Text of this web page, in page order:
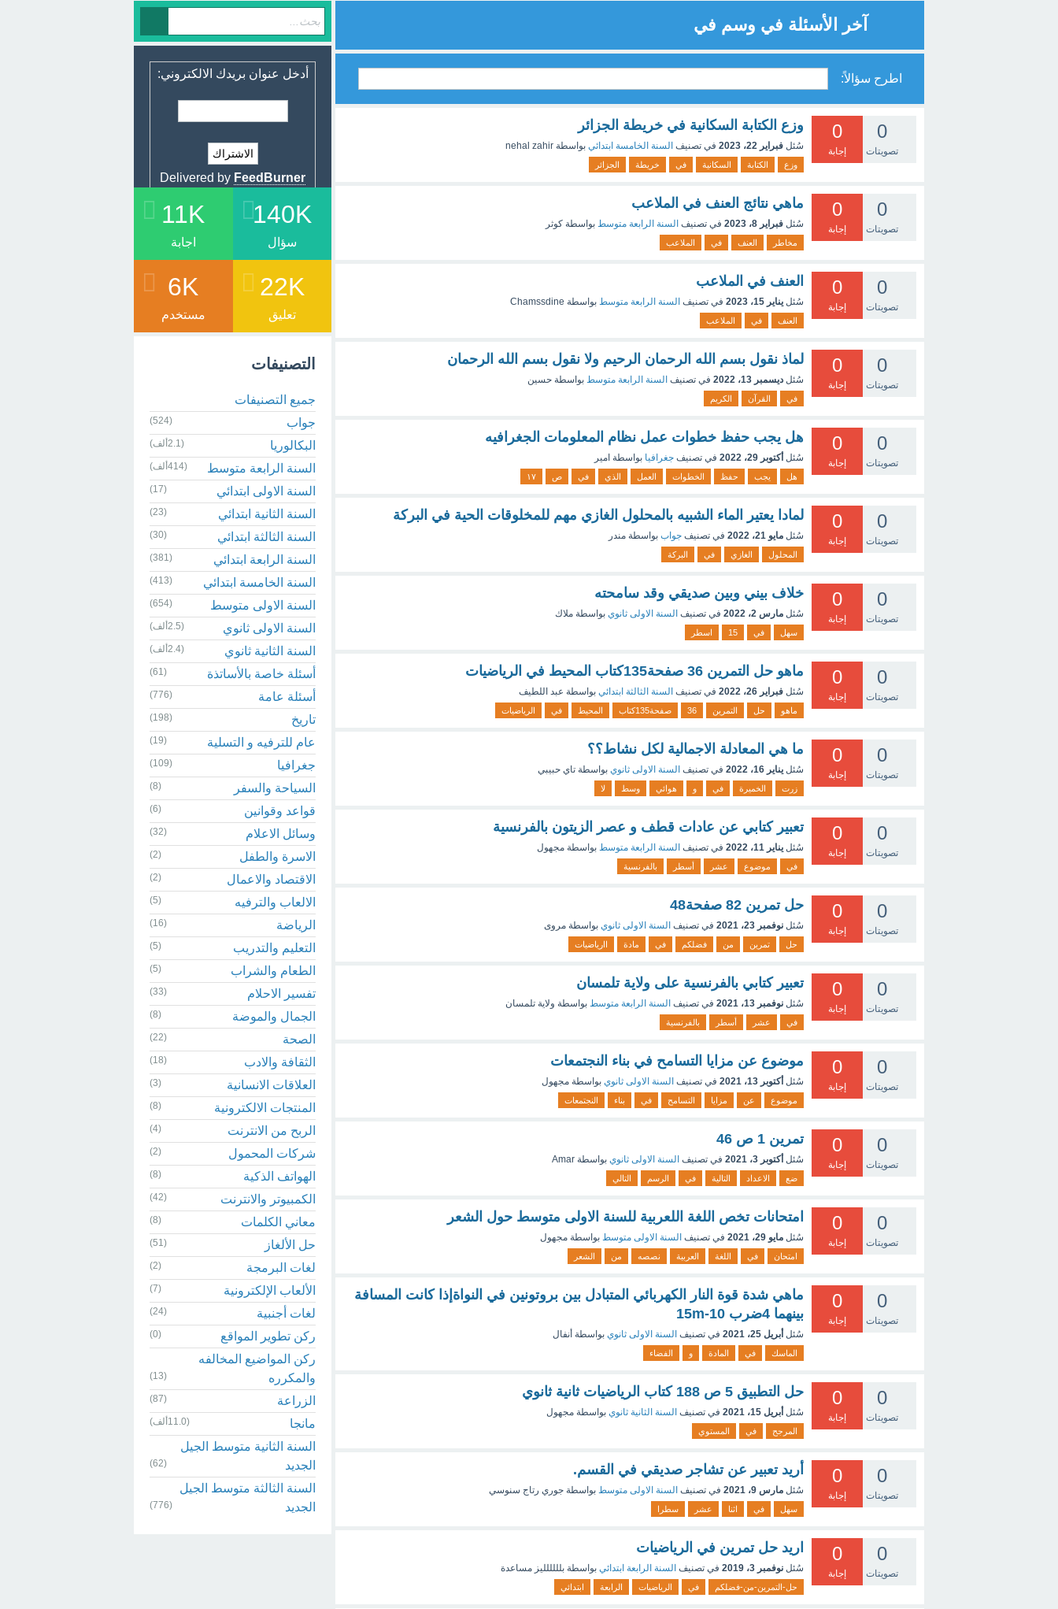
آخر الأسئلة في وسم في
اطرح سؤالاً:
0
تصويتات
0
إجابة
وزع الكتابة السكانية في خريطة الجزائر
سُئل فبراير 22، 2023 في تصنيف السنة الخامسة ابتدائي بواسطة nehal zahir
وزع الكتابة السكانية في خريطة الجزائر
0
تصويتات
0
إجابة
ماهي نتائج العنف في الملاعب
سُئل فبراير 8، 2023 في تصنيف السنة الرابعة متوسط بواسطة كوثر
مخاطر العنف في الملاعب
0
تصويتات
0
إجابة
العنف في الملاعب
سُئل يناير 15، 2023 في تصنيف السنة الرابعة متوسط بواسطة Chamssdine
العنف في الملاعب
0
تصويتات
0
إجابة
لماذ نقول بسم الله الرحمان الرحيم ولا نقول بسم الله الرحمان
سُئل ديسمبر 13، 2022 في تصنيف السنة الرابعة متوسط بواسطة حسين
في القرآن الكريم
0
تصويتات
0
إجابة
هل يجب حفظ خطوات عمل نظام المعلومات الجغرافيه
سُئل أكتوبر 29، 2022 في تصنيف جغرافيا بواسطة امير
هل يجب حفظ الخطوات العمل الذي في ص ١٧
0
تصويتات
0
إجابة
لمادا يعتير الماء الشبيه بالمحلول الغازي مهم للمخلوقات الحية في البركة
سُئل مايو 21، 2022 في تصنيف جواب بواسطة مندر
المحلول الغازي في البركة
0
تصويتات
0
إجابة
خلاف بيني وبين صديقي وقد سامحته
سُئل مارس 2، 2022 في تصنيف السنة الاولى ثانوي بواسطة ملاك
سهل في 15 اسطر
0
تصويتات
0
إجابة
ماهو حل التمرين 36 صفحة135كتاب المحيط في الرياضيات
سُئل فبراير 26، 2022 في تصنيف السنة الثالثة ابتدائي بواسطة عبد اللطيف
ماهو حل التمرين 36 صفحة135كتاب المحيط في الرياضيات
0
تصويتات
0
إجابة
ما هي المعادلة الاجمالية لكل نشاط؟؟
سُئل يناير 16، 2022 في تصنيف السنة الاولى ثانوي بواسطة تاي حبيبي
زرت الخميرة في و هوائي وسط لا
0
تصويتات
0
إجابة
تعبير كتابي عن عادات قطف و عصر الزيتون بالفرنسية
سُئل يناير 11، 2022 في تصنيف السنة الرابعة متوسط بواسطة مجهول
في موضوع عشر أسطر بالفرنسية
0
تصويتات
0
إجابة
حل تمرين 82 صفحة48
سُئل نوفمبر 23، 2021 في تصنيف السنة الاولى ثانوي بواسطة مروى
حل تمرين من فضلكم في مادة اارياضيات
0
تصويتات
0
إجابة
تعبير كتابي بالفرنسية على ولاية تلمسان
سُئل نوفمبر 13، 2021 في تصنيف السنة الرابعة متوسط بواسطة ولاية تلمسان
في عشر أسطر بالفرنسية
0
تصويتات
0
إجابة
موضوع عن مزايا التسامح في بناء النجتمعات
سُئل أكتوبر 13، 2021 في تصنيف السنة الاولى ثانوي بواسطة مجهول
موضوع عن مزايا التسامح في بناء النجتمعات
0
تصويتات
0
إجابة
تمرين 1 ص 46
سُئل أكتوبر 3، 2021 في تصنيف السنة الاولى ثانوي بواسطة Amar
ضع الاعداد التالية في الرسم التالي
0
تصويتات
0
إجابة
امتحانات تخص اللغة اللعربية للسنة الاولى متوسط حول الشعر
سُئل مايو 29، 2021 في تصنيف السنة الاولى متوسط بواسطة مجهول
امتحان في اللغة العربية نصصه من الشعر
0
تصويتات
0
إجابة
ماهي شدة قوة النار الكهربائي المتبادل بين بروتونين في النواةإذا كانت المسافة
بينهما 4ضرب 10-15m
سُئل أبريل 25، 2021 في تصنيف السنة الاولى ثانوي بواسطة أنفال
الماسك في المادة و الفضاء
0
تصويتات
0
إجابة
حل التطبيق 5 ص 188 كتاب الرياضيات ثانية ثانوي
سُئل أبريل 15، 2021 في تصنيف السنة الثانية ثانوي بواسطة مجهول
المرجح في المستوي
0
تصويتات
0
إجابة
أريد تعبير عن تشاجر صديقي في القسم.
سُئل مارس 9، 2021 في تصنيف السنة الاولى متوسط بواسطة جوري رتاج سنوسي
سهل في اثنا عشر سطرا
0
تصويتات
0
إجابة
اريد حل تمرين في الرياضيات
سُئل نوفمبر 3، 2019 في تصنيف السنة الرابعة ابتدائي بواسطة بلللللليز مساعدة
حل-التمرين-من-فضلكم في الرياضيات الرابعة ابتدائي
أدخل عنوان بريدك الالكتروني:
Delivered by FeedBurner
140K
سؤال
11K
اجابة
22K
تعليق
6K
مستخدم
التصنيفات
جميع التصنيفات
جواب
(524)
البكالوريا (2.1ألف)
السنة الرابعة متوسط (414ألف)
السنة الاولى ابتدائي (17)
السنة الثانية ابتدائي (23)
السنة الثالثة ابتدائي (30)
السنة الرابعة ابتدائي (381)
السنة الخامسة ابتدائي (413)
السنة الاولى متوسط (654)
السنة الاولى ثانوي (2.5ألف)
السنة الثانية ثانوي (2.4ألف)
أسئلة خاصة بالأساتذة (61)
أسئلة عامة (776)
تاريخ (198)
عام للترفيه و التسلية (19)
جغرافيا (109)
السياحة والسفر (8)
قواعد وقوانين (6)
وسائل الاعلام (32)
الاسرة والطفل (2)
الاقتصاد والاعمال (2)
الالعاب والترفيه (5)
الرياضة (16)
التعليم والتدريب (5)
الطعام والشراب (5)
تفسير الاحلام (33)
الجمال والموضة (8)
الصحة (22)
الثقافة والادب (18)
العلاقات الانسانية (3)
المنتجات الالكترونية (8)
الربح من الانترنت (4)
شركات المحمول (2)
الهواتف الذكية (8)
الكمبيوتر والانترنت (42)
معاني الكلمات (8)
حل الألغاز (51)
لغات البرمجة (2)
الألعاب الإلكترونية (7)
لغات أجنبية (24)
ركن تطوير المواقع (0)
ركن المواضيع المخالفه
والمكرره
(13)
الزراعة (87)
مانجا (11.0ألف)
السنة الثانية متوسط الجيل
الجديد
(62)
السنة الثالثة متوسط الجيل
الجديد
(776)